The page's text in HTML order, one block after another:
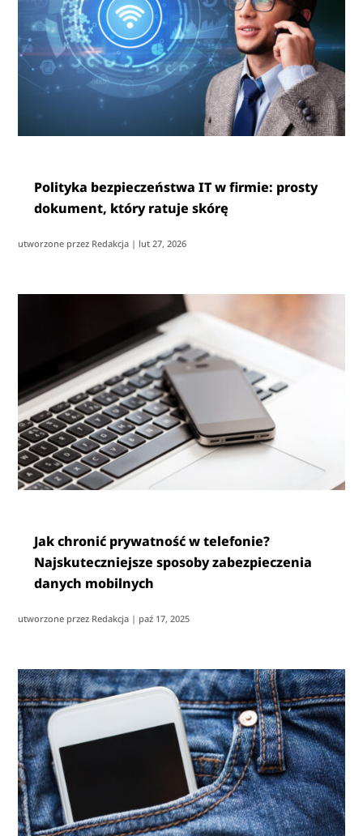
Polityka bezpieczeństwa IT w firmie: prosty
dokument, który ratuje skórę
utworzone przez Redakcja | lut 27, 2026
Jak chronić prywatność w telefonie?
Najskuteczniejsze sposoby zabezpieczenia
danych mobilnych
utworzone przez Redakcja | paź 17, 2025